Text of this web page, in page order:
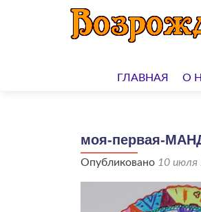
кГЛАВНАЯ О
моя-первая-
Опубликовано 10